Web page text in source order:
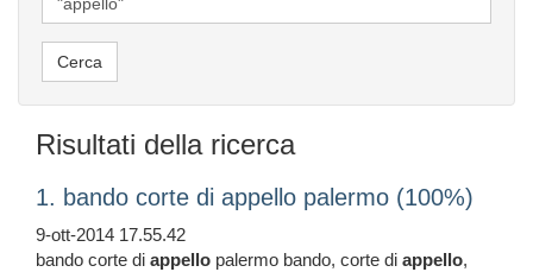
Risultati della ricerca
1. bando corte di appello palermo (100%)
9-ott-2014 17.55.42
bando corte di appello palermo bando, corte di appello,